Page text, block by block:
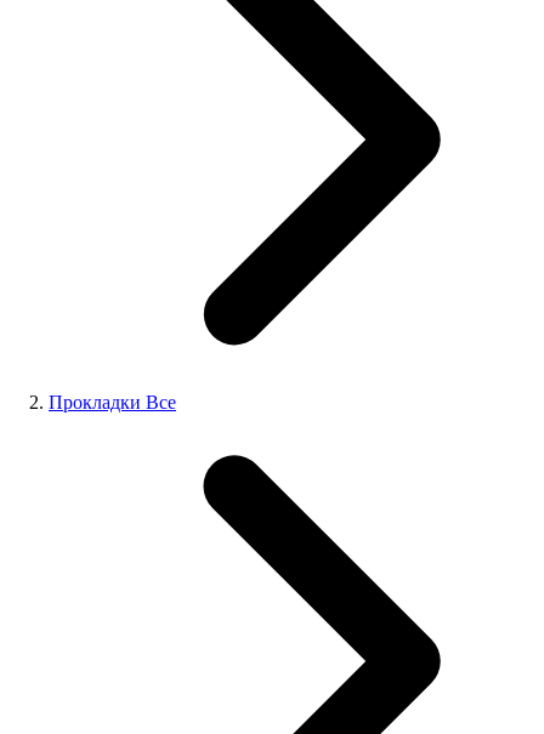
Прокладки Все